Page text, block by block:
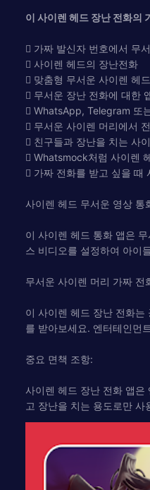
이 사이렌 헤드 장난 전화의
 가짜 발신자 번호에서 무
 사이렌 헤드의 장난전화
 맞춤형 무서운 사이렌 헤
 무서운 장난 전화에 대한
 WhatsApp, Telegram 또
 무서운 사이렌 머리에서
 친구들과 장난을 치는 사
 Whatsmock처럼 사이렌
 가짜 전화를 받고 싶을 때
사이렌 헤드 무서운 영상 통
이 사이렌 헤드 통화 앱은
스 비디오를 설정하여 아이
무서운 사이렌 머리 가짜 전
이 사이렌 헤드 장난 전화
를 받아보세요. 엔터테인먼
중요 면책 조항:
사이렌 헤드 장난 전화 앱은
고 장난을 치는 용도로만 사